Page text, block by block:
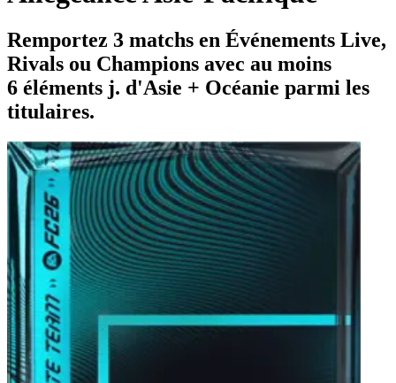
Remportez 3 matchs en Événements Live,
Rivals ou Champions avec au moins
6 éléments j. d'Asie + Océanie parmi les
titulaires.